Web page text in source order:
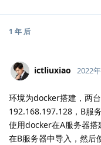
1 年 后
ictliuxiao 2022
环境为docker搭建，两
192.168.197.128，B服
使用docker在A服务器搭
在B服务器中导入，然